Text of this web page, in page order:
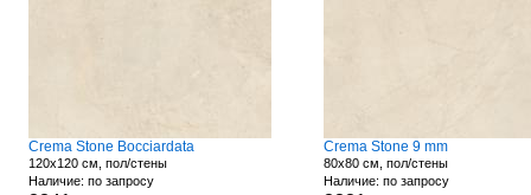
Crema Stone Bocciardata
120x120 см, пол/стены
Наличие: по запросу
Crema Stone 9 mm
80x80 см, пол/стены
Наличие: по запросу